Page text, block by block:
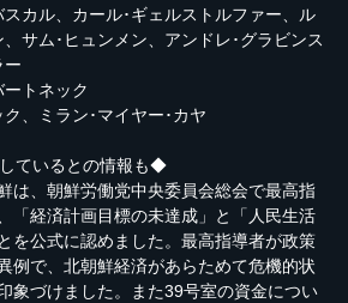
カル、カール･ギェルストルファー、ル
サム･ヒュンメン、アンドレ･グラビンス
ー
ートネック
、ミラン･マイヤー･カヤ
ているとの情報も◆
は、朝鮮労働党中央委員会総会で最高指
「経済計画目標の未達成」と「人民生活
を公式に認めました。最高指導者が政策
例で、北朝鮮経済があらためて危機的状
象づけました。また39号室の資金につい